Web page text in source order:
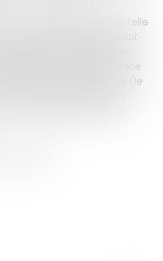
en considérant qu’une telle
enquêteurs, engendrerait
des infractions
qu’une telle ingérence
être prévue par la loi (le
définir les infractions
contrôle juridictionnel
548/21